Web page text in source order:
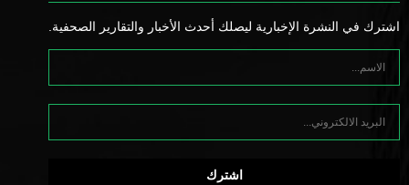
اشترك في النشرة الإخبارية ليصلك أحدث الأخبار والتقارير الصحفية.